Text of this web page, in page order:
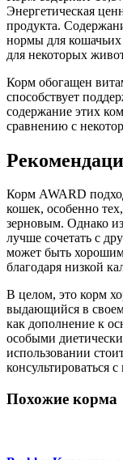
Энергетическая
продукта.
нормы для
для некоторых
Корм обогащен
способствует
содержание этих
сравнению с
Корм AWARD
кошек, особенно
зерновым. Однако
лучше сочетать с
может быть
благодаря низкой
В целом, это корм
выдающийся в
как дополнение к
особыми
использовании
консультироваться
Похожие корма